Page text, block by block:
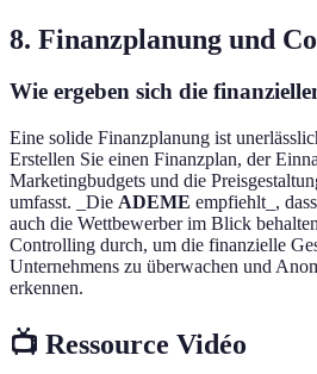
8. Finanzplanung und
Wie ergeben sich die
Eine solide Finanzplanung ist
Erstellen Sie einen Finanzplan, der
Marketingbudgets und die
umfasst. _Die ADEME empfiehlt_,
auch die Wettbewerber im Blick
Controlling durch, um die finanzielle
Unternehmens zu überwachen und
erkennen.
📺 Ressource Vidéo